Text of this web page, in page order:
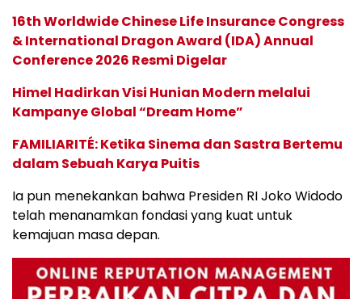
16th Worldwide Chinese Life Insurance Congress
& International Dragon Award (IDA) Annual
Conference 2026 Resmi Digelar
Himel Hadirkan Visi Hunian Modern melalui
Kampanye Global “Dream Home”
FAMILIARITÉ: Ketika Sinema dan Sastra Bertemu
dalam Sebuah Karya Puitis
Ia pun menekankan bahwa Presiden RI Joko Widodo
telah menanamkan fondasi yang kuat untuk
kemajuan masa depan.